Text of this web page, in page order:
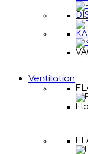
Ventilation